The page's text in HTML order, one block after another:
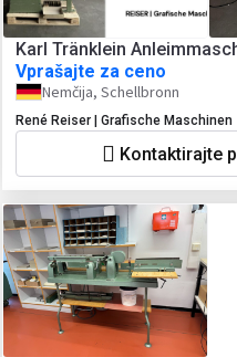
Karl Tränklein
Vprašajte za ceno
Nemčija, Schellbronn
René Reiser | Grafische Maschinen
Kontaktirajte